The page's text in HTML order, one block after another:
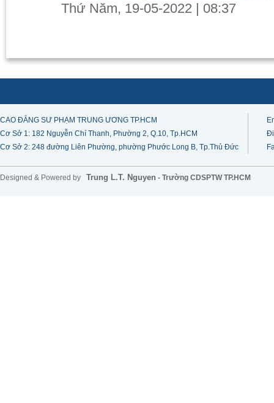
Thứ Năm, 19-05-2022 | 08:37
CAO ĐẲNG SƯ PHẠM TRUNG ƯƠNG TP.HCM
Cơ Sở 1: 182 Nguyễn Chí Thanh, Phường 2, Q.10, Tp.HCM
Cơ Sở 2: 248 đường Liên Phường, phường Phước Long B, Tp.Thủ Đức
Designed & Powered by Trung L.T. Nguyen - Trường CDSPTW TP.HCM